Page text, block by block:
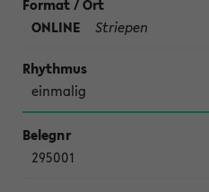
ONLINE Striepen
einmalig
295001